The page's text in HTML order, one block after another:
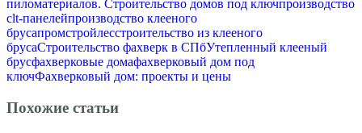
пиломатериалов. Строительство домов под ключпроизводство
clt-панелейпроизводство клееного
брусапромстройлесстроительство из клееного
брусаСтроительство фахверк в СПбУтепленный клееный
брусфахверковые домафахверковый дом под
ключФахверковый дом: проекты и цены
Похожие статьи